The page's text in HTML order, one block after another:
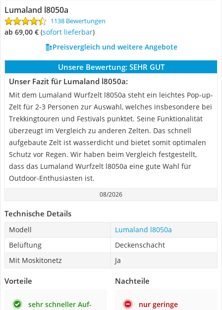
Lumaland l8050a
1138 Bewertungen
ab 69,00 € ( Sofort lieferbar)
Preisvergleich und weitere Angebote
Unsere Bewertung: SEHR GUT
Unser Fazit für Lumaland l8050a:
Mit dem Lumaland Wurfzelt l8050a steht ein leichtes Pop-up-
Zelt für 2-3 Personen zur Auswahl, welches insbesondere bei
Trekkingtouren und Festivals punktet. Seine Funktionalität
überzeugt im Vergleich zu anderen Zelten. Das schnell
aufgebaute Zelt ist wasserdicht und bietet somit optimalen
Schutz vor Regen. Wir haben beim Vergleich festgestellt,
dass das Lumaland Wurfzelt l8050a eine gute Wahl für
Outdoor-Enthusiasten ist.
08/2026
Technische Details
Modell
Lumaland l8050a
Belüftung
Deckenschacht
Mit Moskitonetz
Ja
Vorteile
sehr schneller Auf-
Nachteile
nur geringe